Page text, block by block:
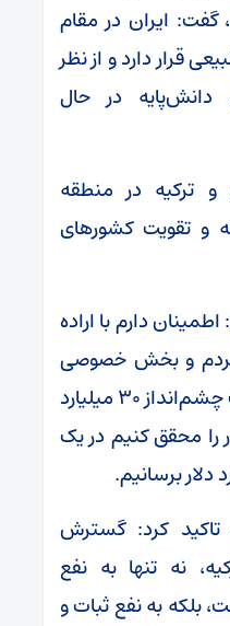
گفت: ایران در مقام
قرار دارد و از نظر
دانش‌پایه در حال
و ترکیه در منطقه
و تقویت کشور‌های
دارم با اراده
مردم و بخش خصوصی
دو کشور، خواهیم توانست چشم‌انداز ۳۰ میلیارد
را محقق کنیم در یک
تاکید کرد: گسترش
نه تنها به نفع
بلکه به نفع ثبات و